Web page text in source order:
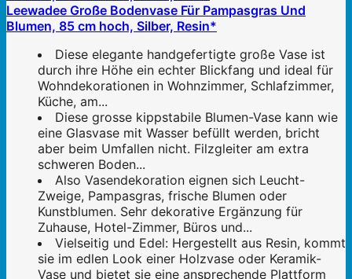
Leewadee Große Bodenvase Für Pampasgras Und
Blumen, 85 cm hoch, Silber, Resin*
Diese elegante handgefertigte große Vase ist
durch ihre Höhe ein echter Blickfang und ideal für
Wohndekorationen in Wohnzimmer, Schlafzimmer,
Küche, am...
Diese grosse kippstabile Blumen-Vase kann wie
eine Glasvase mit Wasser befüllt werden, bricht
aber beim Umfallen nicht. Filzgleiter am extra
schweren Boden...
Also Vasendekoration eignen sich Leucht-
Zweige, Pampasgras, frische Blumen oder
Kunstblumen. Sehr dekorative Ergänzung für
Zuhause, Hotel-Zimmer, Büros und...
Vielseitig und Edel: Hergestellt aus Resin, kommt
sie im edlen Look einer Holzvase oder Keramik-
Vase und bietet sie eine ansprechende Plattform